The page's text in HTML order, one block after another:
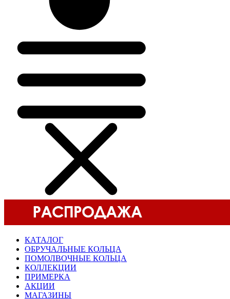
КАТАЛОГ
ОБРУЧАЛЬНЫЕ КОЛЬЦА
ПОМОЛВОЧНЫЕ КОЛЬЦА
КОЛЛЕКЦИИ
ПРИМЕРКА
АКЦИИ
МАГАЗИНЫ